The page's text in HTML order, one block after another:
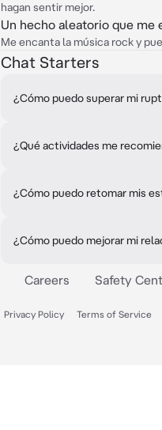
hagan sentir mejor.
Un hecho aleatorio que me
Me encanta la música rock y
Chat Starters
¿Cómo puedo superar mi
¿Qué actividades me
¿Cómo puedo retomar mis
¿Cómo puedo mejorar mi
Careers Safety
Privacy Policy Terms of Service